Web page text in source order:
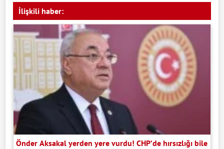
İlişkili haber:
Önder Aksakal yerden yere vurdu! CHP’de hırsızlığı bile